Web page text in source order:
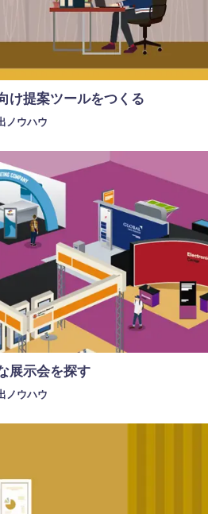
け提案ツールをつくる
ノウハウ
展示会を探す
ノウハウ